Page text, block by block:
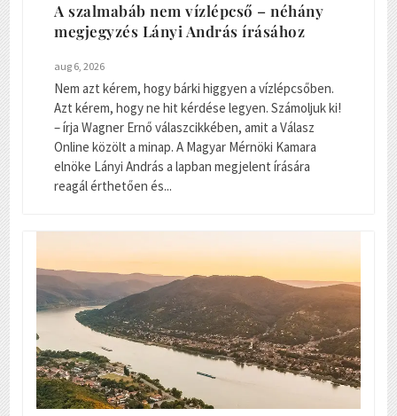
A szalmabáb nem vízlépcső – néhány
megjegyzés Lányi András írásához
aug 6, 2026
Nem azt kérem, hogy bárki higgyen a vízlépcsőben.
Azt kérem, hogy ne hit kérdése legyen. Számoljuk ki!
– írja Wagner Ernő válaszcikkében, amit a Válasz
Online közölt a minap. A Magyar Mérnöki Kamara
elnöke Lányi András a lapban megjelent írására
reagál érthetően és...